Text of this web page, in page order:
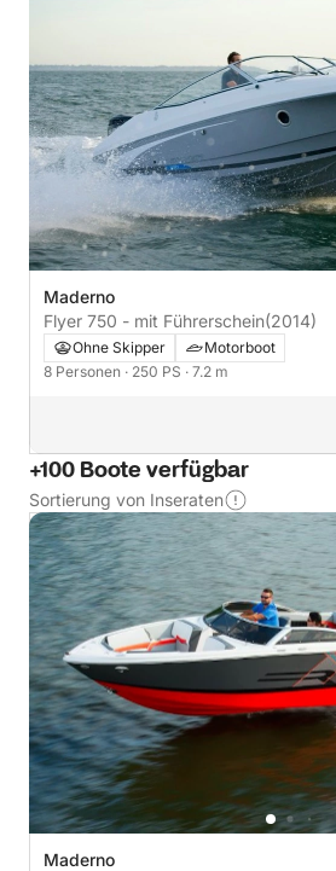
Maderno
Flyer 750 - mit Führerschein(2014)
Ohne Skipper
Motorboot
8 Personen · 250 PS · 7.2 m
+100 Boote verfügbar
Sortierung von Inseraten
Maderno